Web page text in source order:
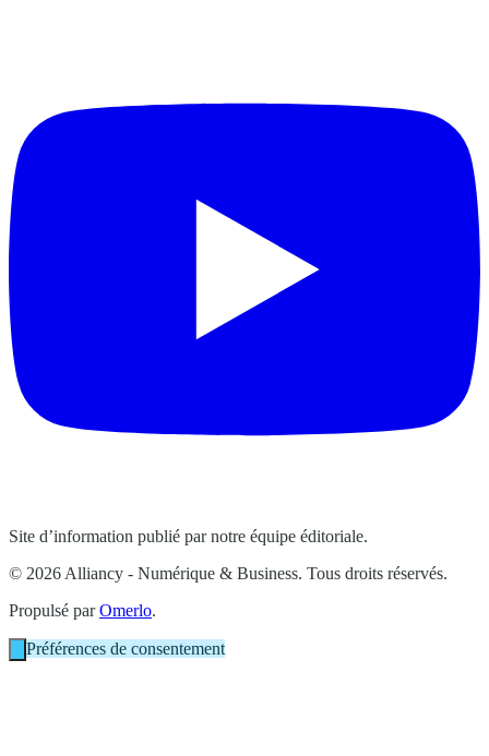
Site d’information publié par notre équipe éditoriale.
© 2026 Alliancy - Numérique & Business. Tous droits réservés.
Propulsé parOmerlo.
Préférences de consentement